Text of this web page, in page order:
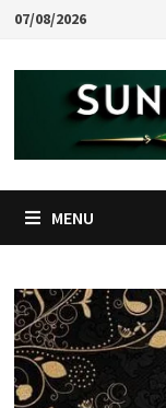
Skip
content
07/08/2026
MENU